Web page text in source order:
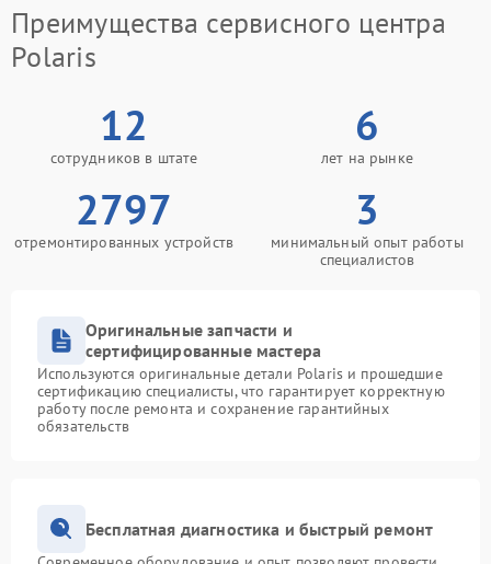
Преимущества сервисного центра
Polaris
12
сотрудников в штате
6
лет на рынке
2797
отремонтированных устройств
3
минимальный опыт работы
специалистов
Оригинальные запчасти и
сертифицированные мастера
Используются оригинальные детали Polaris и прошедшие
сертификацию специалисты, что гарантирует корректную
работу после ремонта и сохранение гарантийных
обязательств
Бесплатная диагностика и быстрый ремонт